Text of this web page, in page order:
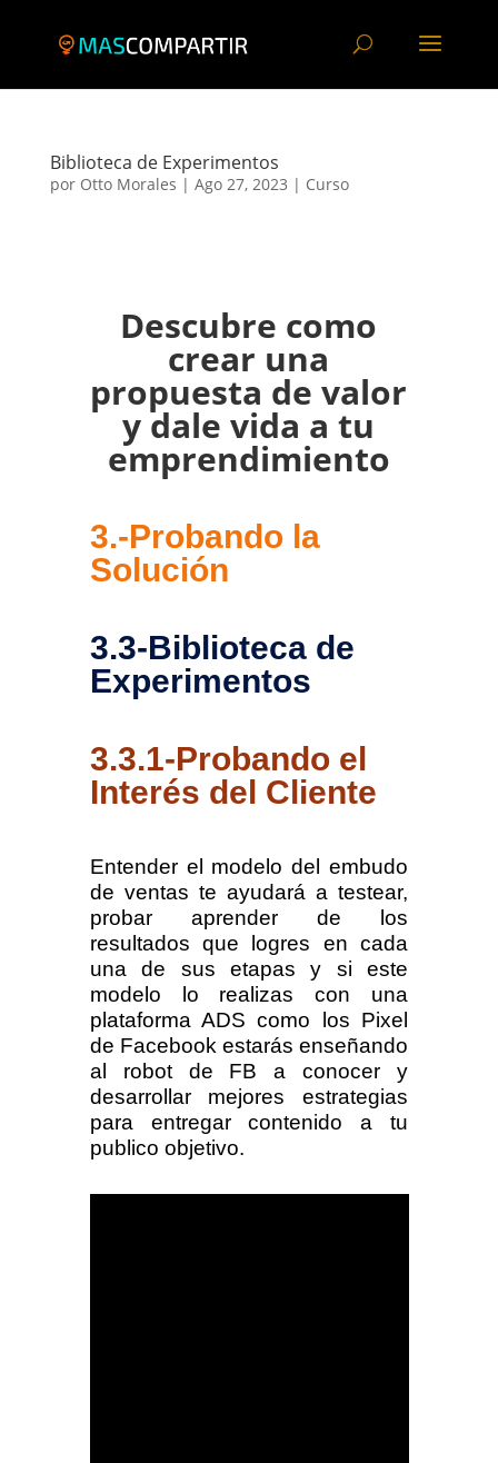
Biblioteca de Experimentos
por Otto Morales | Ago 27, 2023 | Curso
Descubre como
crear una
propuesta de valor
y dale vida a tu
emprendimiento
3.-Probando la
Solución
3.3-Biblioteca de
Experimentos
3.3.1-Probando el
Interés del Cliente
Entender el modelo del embudo
de ventas te ayudará a testear,
probar aprender de los
resultados que logres en cada
una de sus etapas y si este
modelo lo realizas con una
plataforma ADS como los Pixel
de Facebook estarás enseñando
al robot de FB a conocer y
desarrollar mejores estrategias
para entregar contenido a tu
publico objetivo.